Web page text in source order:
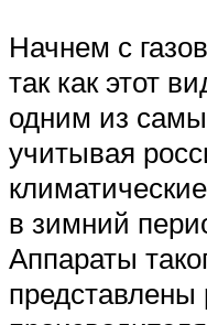
Начнем с
так как этот
одним из
учитывая
в зимний
Аппараты